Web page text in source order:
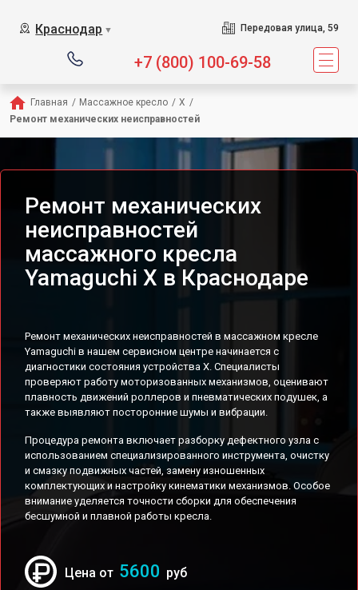
Краснодар ▼ Передовая улица, 59
+7 (800) 100-69-58
Главная / Массажное кресло / X /
Ремонт механических неисправностей
Ремонт механических
неисправностей
массажного кресла
Yamaguchi X в Краснодаре
Ремонт механических неисправностей в массажном кресле
Yamaguchi в нашем сервисном центре начинается с
диагностики состояния устройства X. Специалисты
проверяют работу моторизованных механизмов, оценивают
плавность движений роллеров и пневматических подушек, а
также выявляют посторонние шумы и вибрации.
Процедура ремонта включает разборку дефектного узла с
использованием специализированного инструмента, очистку
и смазку подвижных частей, замену изношенных
комплектующих и настройку кинематики механизмов. Особое
внимание уделяется точности сборки для обеспечения
бесшумной и плавной работы кресла.
Цена от 5600 руб